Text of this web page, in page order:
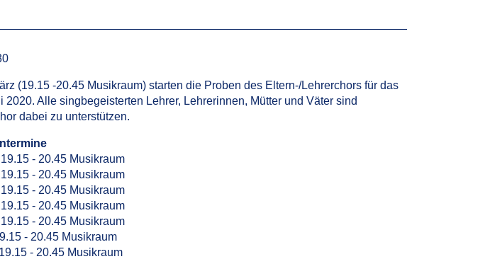
(19.15 -20.45 Musikraum) starten die Proben des Eltern-/Lehrerchors für das
2020. Alle singbegeisterten Lehrer, Lehrerinnen, Mütter und Väter sind
dabei zu unterstützen.
- 20.45 Musikraum
- 20.45 Musikraum
- 20.45 Musikraum
- 20.45 Musikraum
- 20.45 Musikraum
- 20.45 Musikraum
- 20.45 Musikraum